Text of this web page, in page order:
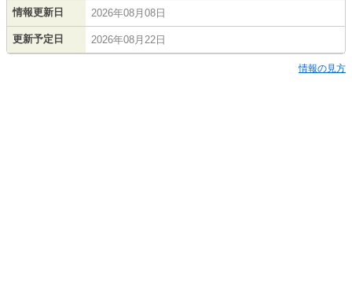
情報更新日 2026年08月08日
更新予定日 2026年08月22日
情報の見方